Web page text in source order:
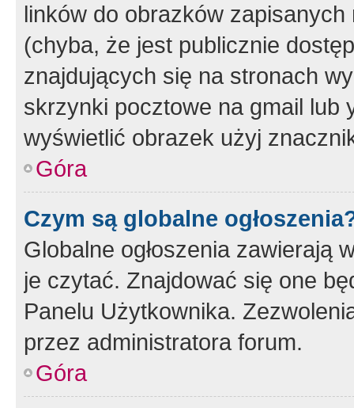
linków do obrazków
(chyba, że jest publicznie
znajdujących się na stronach
skrzynki pocztowe na gmail lub
wyświetlić obrazek użyj
Góra
Czym są globalne
Globalne ogłoszenia zawierają
je czytać. Znajdować się one
Panelu Użytkownika.
przez administratora forum.
Góra